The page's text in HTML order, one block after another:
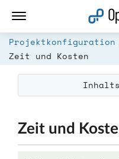
Projektkonfiguration
Zeit und Kosten
Zeit und
Link in neuem Tab öffnen